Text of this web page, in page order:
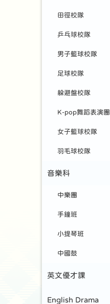
田徑校隊
乒乓球校隊
男子籃球校隊
足球校隊
躲避盤校隊
K-pop舞蹈表演團
女子籃球校隊
羽毛球校隊
音樂科
中樂團
手鐘班
小提琴班
中國鼓
英文優才課
English Drama